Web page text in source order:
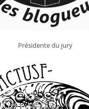
Présidente du jury